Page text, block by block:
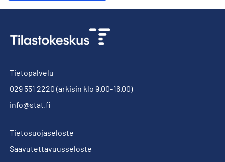
Tietopalvelu
029 551 2220 (arkisin klo 9.00-16.00)
info@stat.fi
Tietosuojaseloste
Saavutettavuusseloste